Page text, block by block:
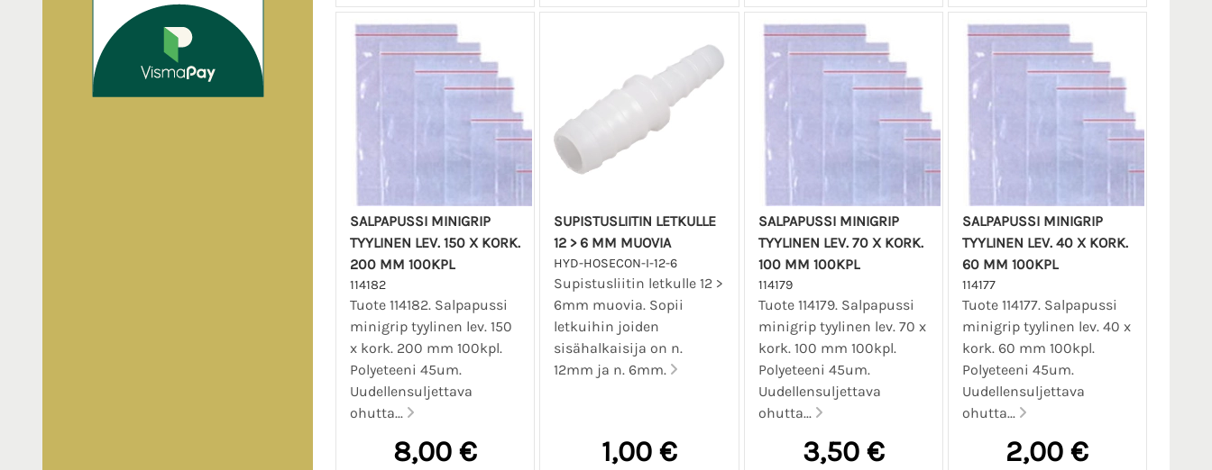
SALPAPUSSI MINIGRIP
TYYLINEN LEV. 150 X KORK.
200 MM 100KPL
114182
Tuote 114182. Salpapussi
minigrip tyylinen lev. 150
x kork. 200 mm 100kpl.
Polyeteeni 45um.
Uudellensuljettava
ohutta...
8,00 €
SUPISTUSLIITIN LETKULLE
12 > 6 MM MUOVIA
HYD-HOSECON-I-12-6
Supistusliitin letkulle 12 >
6mm muovia. Sopii
letkuihin joiden
sisähalkaisija on n.
12mm ja n. 6mm.
1,00 €
SALPAPUSSI MINIGRIP
TYYLINEN LEV. 70 X KORK.
100 MM 100KPL
114179
Tuote 114179. Salpapussi
minigrip tyylinen lev. 70 x
kork. 100 mm 100kpl.
Polyeteeni 45um.
Uudellensuljettava
ohutta...
3,50 €
SALPAPUSSI MINIGRIP
TYYLINEN LEV. 40 X KORK.
60 MM 100KPL
114177
Tuote 114177. Salpapussi
minigrip tyylinen lev. 40 x
kork. 60 mm 100kpl.
Polyeteeni 45um.
Uudellensuljettava
ohutta...
2,00 €